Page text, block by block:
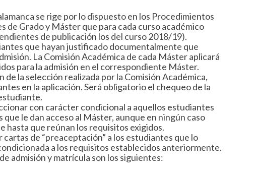
se rige por lo dispuesto en los Procedimientos
de Grado y Máster que para cada curso académico
de publicación los del curso 2018/19).
que hayan justificado documentalmente que
La Comisión Académica de cada Máster aplicará
para la admisión en el correspondiente Máster.
la selección realizada por la Comisión Académica,
en la aplicación. Será obligatorio el chequeo de la
con carácter condicional a aquellos estudiantes
le dan acceso al Máster, aunque en ningún caso
hasta que reúnan los requisitos exigidos.
de “preaceptación” a los estudiantes que lo
a los requisitos establecidos anteriormente.
admisión y matrícula son los siguientes: